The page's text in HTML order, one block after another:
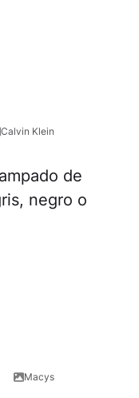
Calvin Klein
de
negro o
Macys